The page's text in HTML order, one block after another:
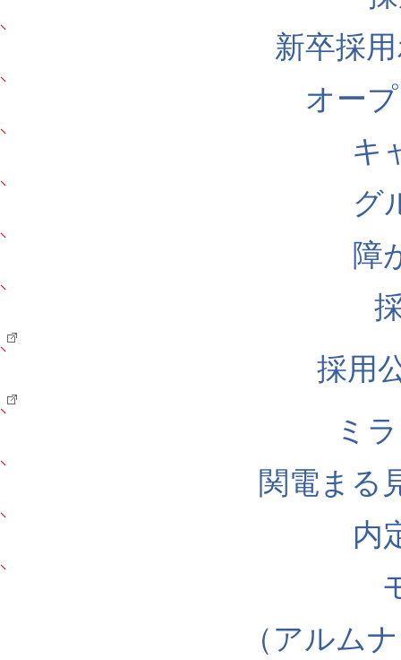
新卒採
オー
キ
グ
障
採用
ミ
関電まる
内
（アルム